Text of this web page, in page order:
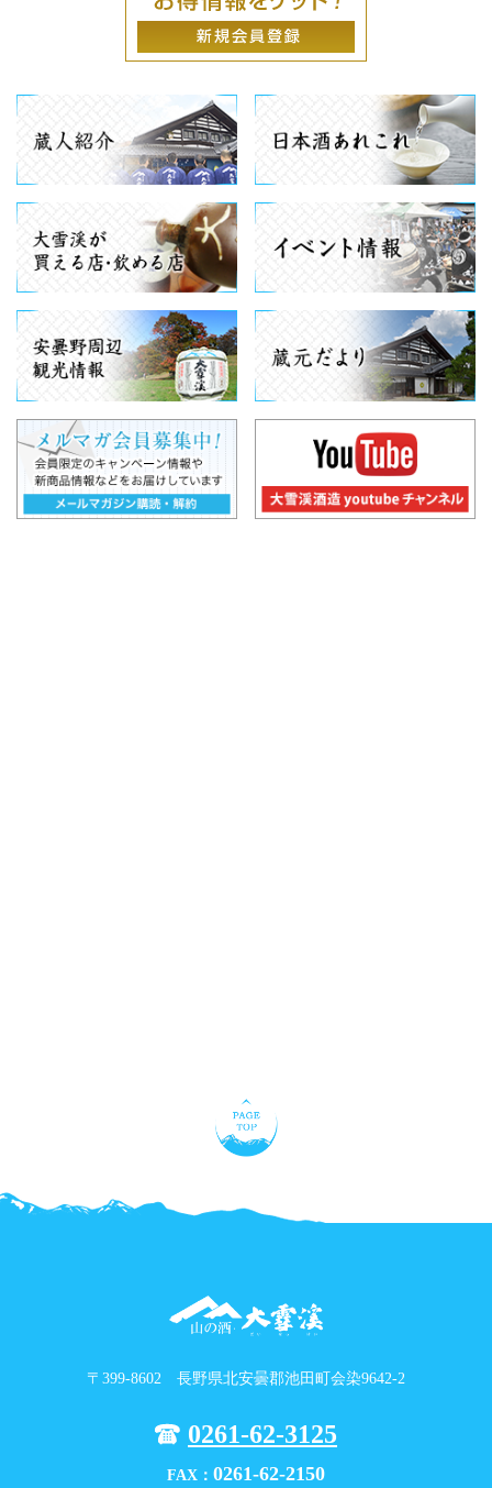
〒399-8602 長野県北安曇郡池田町会染9642-2
0261-62-3125
FAX： 0261-62-2150